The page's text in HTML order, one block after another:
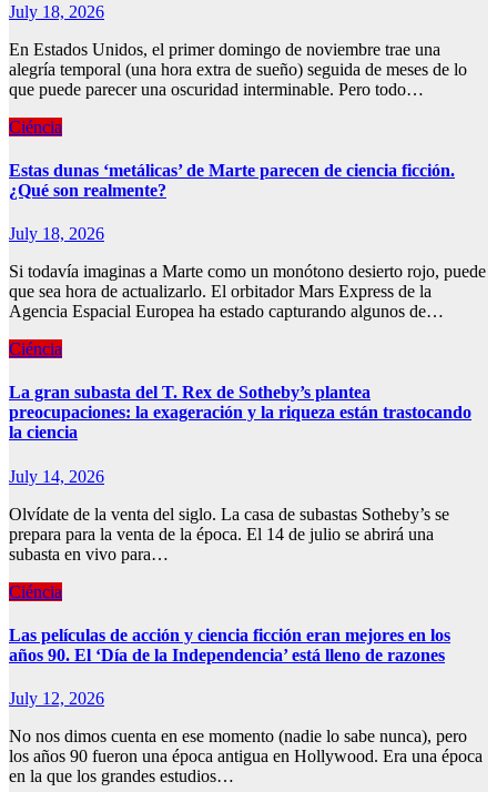
July 18, 2026
En Estados Unidos, el primer domingo de noviembre trae una
alegría temporal (una hora extra de sueño) seguida de meses de lo
que puede parecer una oscuridad interminable. Pero todo…
Ciéncia
Estas dunas ‘metálicas’ de Marte parecen de ciencia ficción.
¿Qué son realmente?
July 18, 2026
Si todavía imaginas a Marte como un monótono desierto rojo, puede
que sea hora de actualizarlo. El orbitador Mars Express de la
Agencia Espacial Europea ha estado capturando algunos de…
Ciéncia
La gran subasta del T. Rex de Sotheby’s plantea
preocupaciones: la exageración y la riqueza están trastocando
la ciencia
July 14, 2026
Olvídate de la venta del siglo. La casa de subastas Sotheby’s se
prepara para la venta de la época. El 14 de julio se abrirá una
subasta en vivo para…
Ciéncia
Las películas de acción y ciencia ficción eran mejores en los
años 90. El ‘Día de la Independencia’ está lleno de razones
July 12, 2026
No nos dimos cuenta en ese momento (nadie lo sabe nunca), pero
los años 90 fueron una época antigua en Hollywood. Era una época
en la que los grandes estudios…